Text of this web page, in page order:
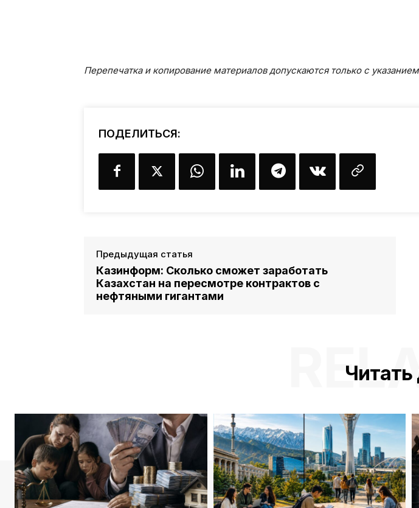
Перепечатка и копирование материалов допускаются только с
ПОДЕЛИТЬСЯ:
Предыдущая статья
Казинформ: Сколько сможет заработать
Казахстан на пересмотре контрактов с
нефтяными гигантами
Читать